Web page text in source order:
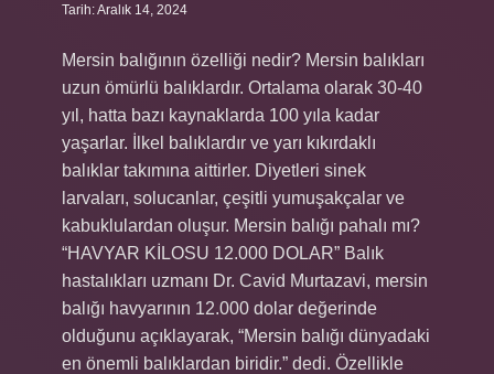
Tarih: Aralık 14, 2024
Mersin balığının özelliği nedir? Mersin balıkları
uzun ömürlü balıklardır. Ortalama olarak 30-40
yıl, hatta bazı kaynaklarda 100 yıla kadar
yaşarlar. İlkel balıklardır ve yarı kıkırdaklı
balıklar takımına aittirler. Diyetleri sinek
larvaları, solucanlar, çeşitli yumuşakçalar ve
kabuklulardan oluşur. Mersin balığı pahalı mı?
“HAVYAR KİLOSU 12.000 DOLAR” Balık
hastalıkları uzmanı Dr. Cavid Murtazavi, mersin
balığı havyarının 12.000 dolar değerinde
olduğunu açıklayarak, “Mersin balığı dünyadaki
en önemli balıklardan biridir.” dedi. Özellikle